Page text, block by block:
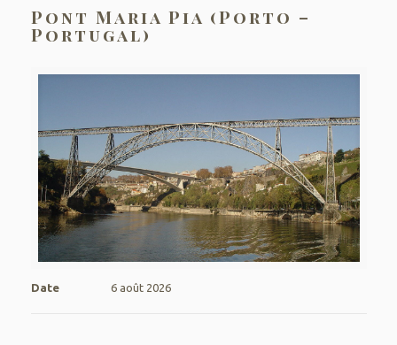
Pont Maria Pia (Porto –
Portugal)
Date 6 août 2026